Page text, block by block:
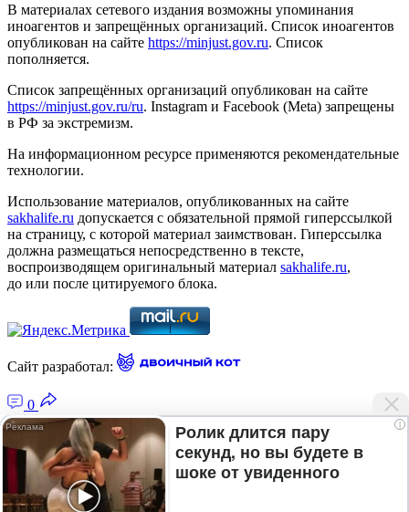
В материалах сетевого издания возможны упоминания
иноагентов и запрещённых организаций. Список иноагентов
опубликован на сайте https://minjust.gov.ru. Список
пополняется.
Список запрещённых организаций опубликован на сайте
https://minjust.gov.ru/ru. Instagram и Facebook (Metа) запрещены
в РФ за экстремизм.
На информационном ресурсе применяются рекомендательные
технологии.
Использование материалов, опубликованных на сайте
sakhalife.ru допускается с обязательной прямой гиперссылкой
на страницу, с которой материал заимствован. Гиперссылка
должна размещаться непосредственно в тексте,
воспроизводящем оригинальный материал sakhalife.ru,
до или после цитируемого блока.
Сайт разработал:
0
Главная — Новости Якутии и мира
Лента новостей
Рубрики
i
Ролик длится пару
секунд, но вы будете в
шоке от увиденного